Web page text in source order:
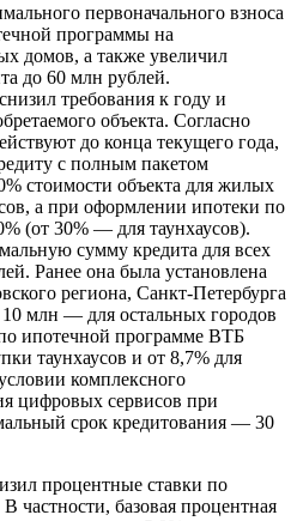
первоначального взноса
программы на
домов, а также увеличил
до 60 млн рублей.
требования к году и
объекта. Согласно
до конца текущего года,
с полным пакетом
стоимости объекта для жилых
а при оформлении ипотеки по
(от 30% — для таунхаусов).
сумму кредита для всех
Ранее она была установлена
региона, Санкт-Петербурга
млн — для остальных городов
ипотечной программе ВТБ
таунхаусов и от 8,7% для
комплексного
цифровых сервисов при
срок кредитования — 30
процентные ставки по
частности, базовая процентная